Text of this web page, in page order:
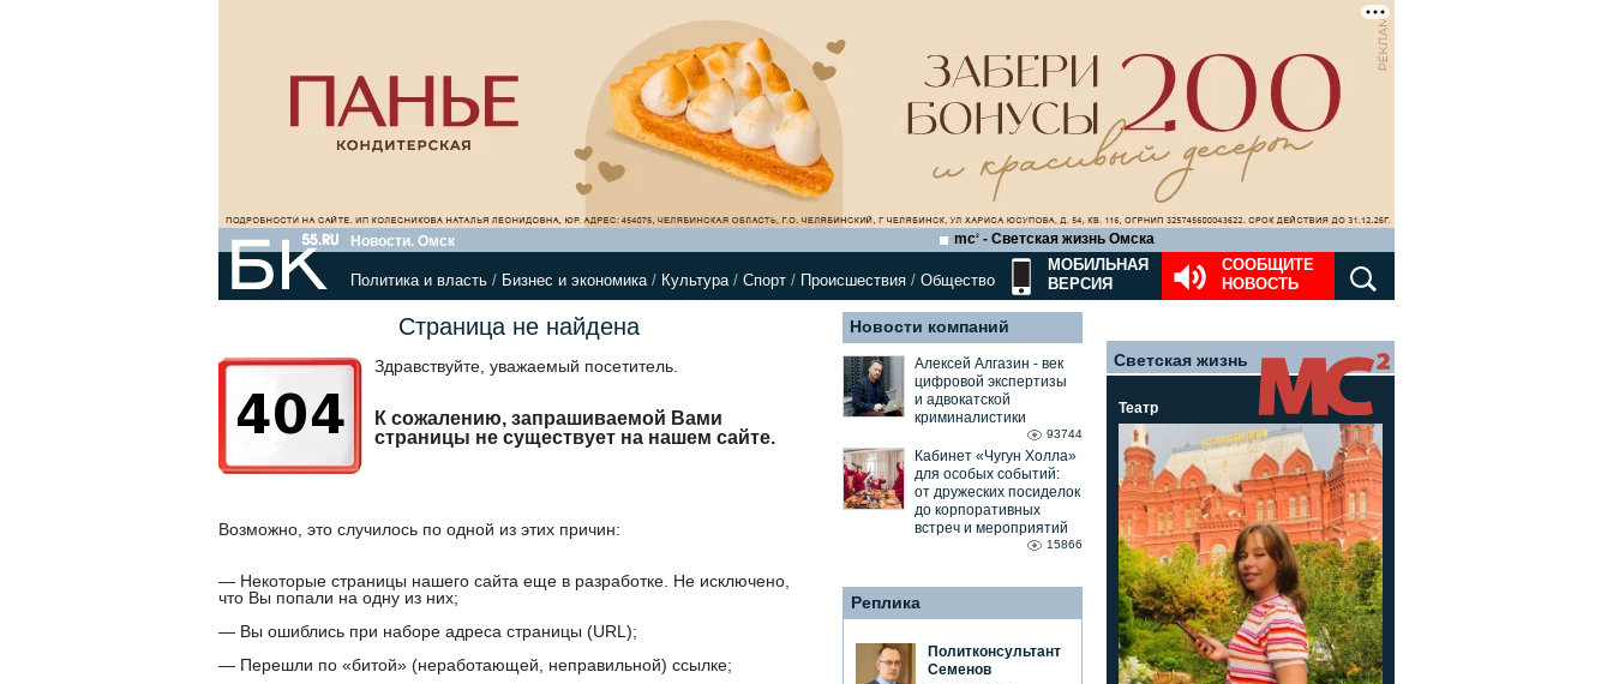
Новости. Омск mc2 - Светская жизнь Омска
Политика и власть / Бизнес и экономика/ Культура/ Спорт / Происшествия / Общество
СООБЩИТЕ
НОВОСТЬ
МОБИЛЬНАЯ
ВЕРСИЯ
Страница не найдена
Здравствуйте, уважаемый посетитель.
К сожалению, запрашиваемой Вами
страницы не существует на нашем сайте.
Возможно, это случилось по одной из этих причин:
— Некоторые страницы нашего сайта еще в разработке. Не исключено,
что Вы попали на одну из них;
— Вы ошиблись при наборе адреса страницы (URL);
— Перешли по «битой» (неработающей, неправильной) ссылке;
Новости компаний
Алексей Алгазин ⁃ век
цифровой экспертизы
и адвокатской
криминалистики
93744
Кабинет «Чугун Холла»
для особых событий:
от дружеских посиделок
до корпоративных
встреч и мероприятий
15866
Реплика
Политконсультант
Семенов
Светская жизнь
Театр